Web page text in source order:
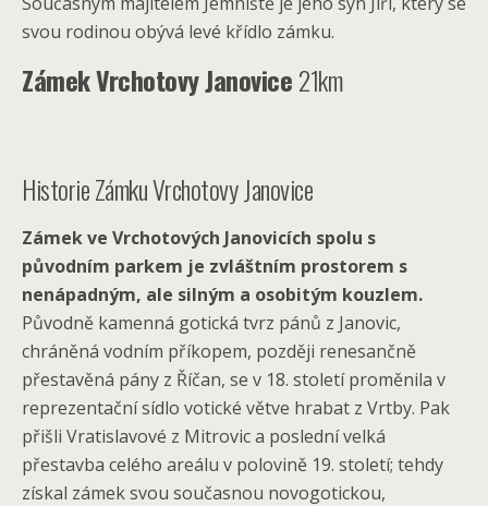
svou rodinou obývá levé křídlo zámku.
Zámek Vrchotovy Janovice21km
Historie Zámku Vrchotovy Janovice
Zámek ve Vrchotových Janovicích spolu s
původním parkem je zvláštním prostorem s
nenápadným, ale silným a osobitým kouzlem.
Původně kamenná gotická tvrz pánů z Janovic,
chráněná vodním příkopem, později renesančně
přestavěná pány z Říčan, se v 18. století proměnila v
reprezentační sídlo votické větve hrabat z Vrtby. Pak
přišli Vratislavové z Mitrovic a poslední velká
přestavba celého areálu v polovině 19. století; tehdy
získal zámek svou současnou novogotickou,